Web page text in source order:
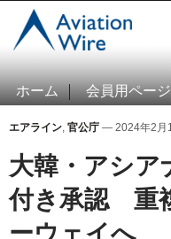
ホーム 会員用ページ
エアライン, 官公庁 — 2024年2月
大韓・アシア
付き承認 重
ーウェイへ